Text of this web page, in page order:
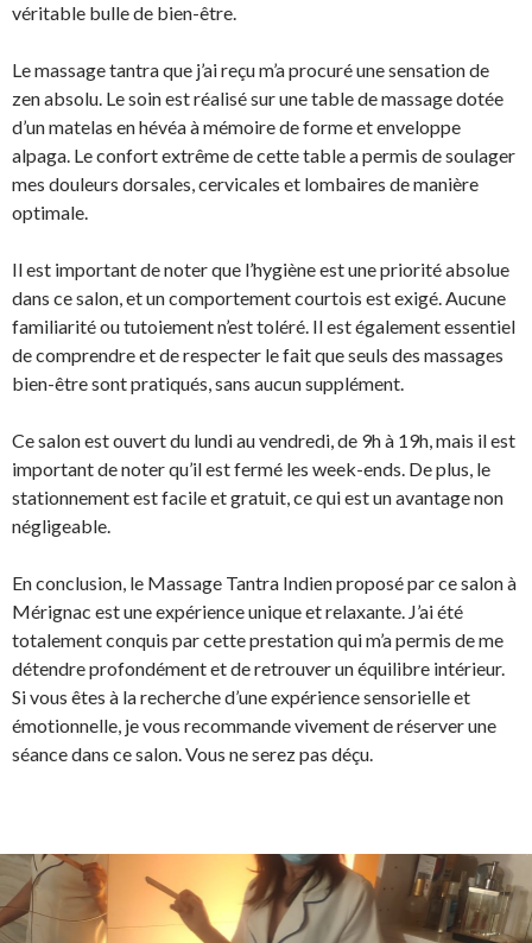
véritable bulle de bien-être.
Le massage tantra que j’ai reçu m’a procuré une sensation de
zen absolu. Le soin est réalisé sur une table de massage dotée
d’un matelas en hévéa à mémoire de forme et enveloppe
alpaga. Le confort extrême de cette table a permis de soulager
mes douleurs dorsales, cervicales et lombaires de manière
optimale.
Il est important de noter que l’hygiène est une priorité absolue
dans ce salon, et un comportement courtois est exigé. Aucune
familiarité ou tutoiement n’est toléré. Il est également essentiel
de comprendre et de respecter le fait que seuls des massages
bien-être sont pratiqués, sans aucun supplément.
Ce salon est ouvert du lundi au vendredi, de 9h à 19h, mais il est
important de noter qu’il est fermé les week-ends. De plus, le
stationnement est facile et gratuit, ce qui est un avantage non
négligeable.
En conclusion, le Massage Tantra Indien proposé par ce salon à
Mérignac est une expérience unique et relaxante. J’ai été
totalement conquis par cette prestation qui m’a permis de me
détendre profondément et de retrouver un équilibre intérieur.
Si vous êtes à la recherche d’une expérience sensorielle et
émotionnelle, je vous recommande vivement de réserver une
séance dans ce salon. Vous ne serez pas déçu.